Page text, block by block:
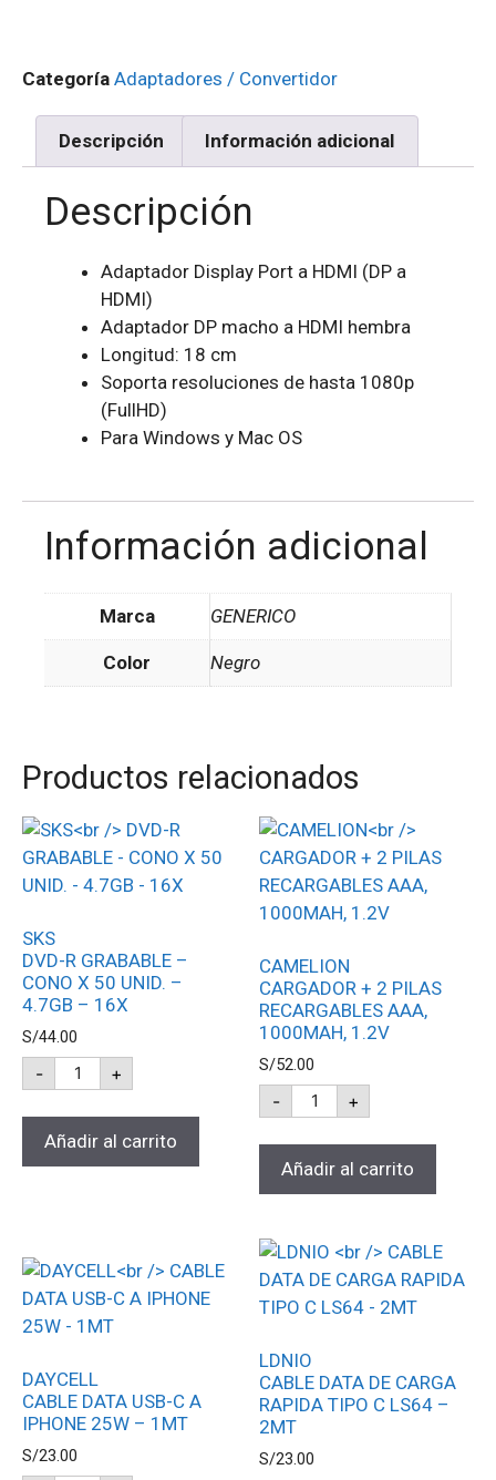
Categoría Adaptadores / Convertidor
Descripción Información adicional
Descripción
Adaptador Display Port a HDMI (DP a
HDMI)
Adaptador DP macho a HDMI hembra
Longitud: 18 cm
Soporta resoluciones de hasta 1080p
(FullHD)
Para Windows y Mac OS
Información adicional
Marca GENERICO
Color Negro
Productos relacionados
SKS
DVD-R GRABABLE –
CONO X 50 UNID. –
4.7GB – 16X
S/44.00
- +
Añadir al carrito
CAMELION
CARGADOR + 2 PILAS
RECARGABLES AAA,
1000MAH, 1.2V
S/52.00
- +
Añadir al carrito
DAYCELL
CABLE DATA USB-C A
IPHONE 25W – 1MT
S/23.00
LDNIO
CABLE DATA DE CARGA
RAPIDA TIPO C LS64 –
2MT
S/23.00